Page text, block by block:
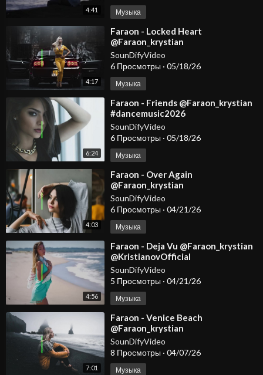
4:41 Музыка
4:17
⁣Faraon - Locked Heart
@Faraon_krystian
#dancemusic2026
#deephousemusic #spotify
#carmusic #edm
SounDifyVideo
6 Просмотры · 05/18/26
Музыка
6:24
⁣Faraon - Friends @Faraon_krystian
#dancemusic2026
#deephousemusic #spotify
#carmusic #edm
SounDifyVideo
6 Просмотры · 05/18/26
Музыка
4:03
⁣Faraon - Over Again
@Faraon_krystian
@KristianovOfficial
SounDifyVideo
6 Просмотры · 04/21/26
Музыка
4:56
⁣Faraon - Deja Vu @Faraon_krystian
@KristianovOfficial
SounDifyVideo
5 Просмотры · 04/21/26
Музыка
7:01
⁣Faraon - Venice Beach
@Faraon_krystian
#dancemusic2026
#deephousemusic #spotify
#carmusic #edm
SounDifyVideo
8 Просмотры · 04/07/26
Музыка